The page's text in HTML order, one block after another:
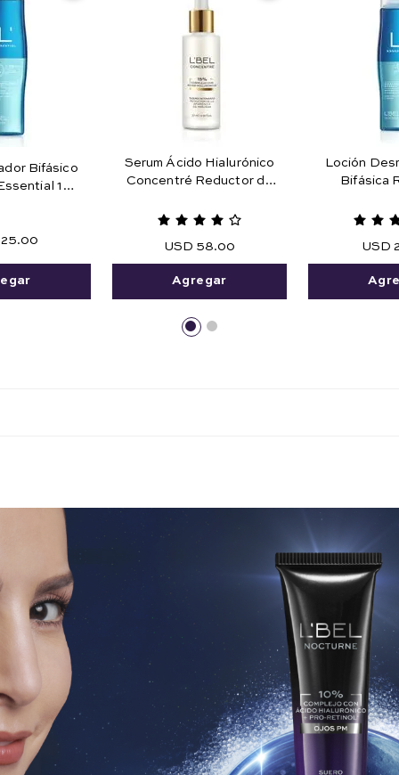
Bifásico
180
25.00
Serum Ácido Hialurónico
Concentré Reductor de
USD 58.00
Agregar
Loción
Bifásica
Agua
USD